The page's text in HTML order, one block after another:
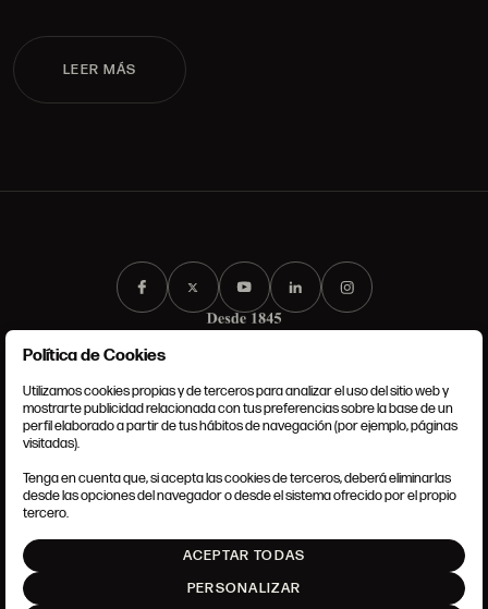
LEER MÁS
CONDICIONES GENERALES
POLÍTICA DE COOKIES
AJUSTE DE COOKIES
Política de Cookies
Utilizamos cookies propias y de terceros para analizar el uso del sitio web y
mostrarte publicidad relacionada con tus preferencias sobre la base de un
perfil elaborado a partir de tus hábitos de navegación (por ejemplo, páginas
visitadas).
Tenga en cuenta que, si acepta las cookies de terceros, deberá eliminarlas
desde las opciones del navegador o desde el sistema ofrecido por el propio
tercero.
ACEPTAR TODAS
PERSONALIZAR